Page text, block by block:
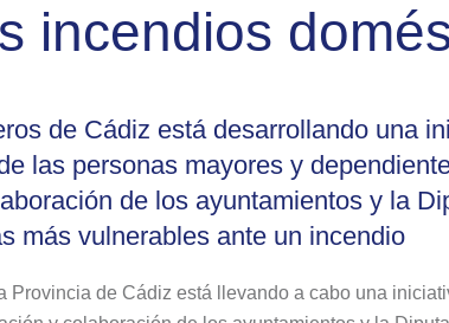
incendios
de Cádiz está desarrollando una
las personas mayores y
de los ayuntamientos y la
más vulnerables ante un incendio
Provincia de Cádiz está llevando a cabo una